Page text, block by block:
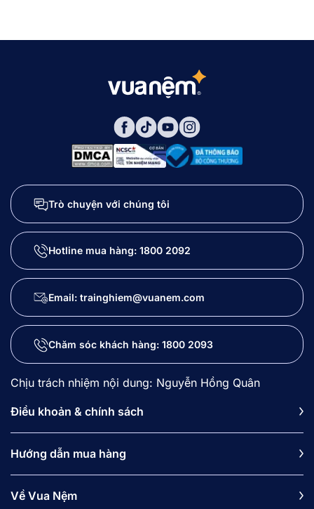
Trò chuyện với chúng tôi
Hotline mua hàng: 1800 2092
Email: trainghiem@vuanem.com
Chăm sóc khách hàng: 1800 2093
Chịu trách nhiệm nội dung: Nguyễn Hồng Quân
Điều khoản & chính sách
Hướng dẫn mua hàng
Về Vua Nệm